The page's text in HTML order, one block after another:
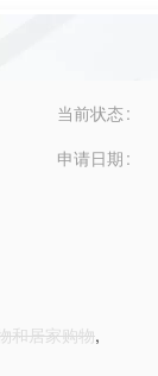
当前状态
申请日期
和居家购物,